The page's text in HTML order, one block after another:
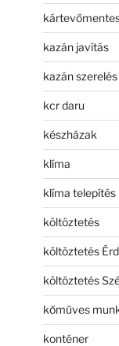
kazán javítás
kazán szerelés
kcr daru
készházak
klíma
klíma telepítés
költöztetés
költöztetés Érd
költöztetés
kőműves
konténer